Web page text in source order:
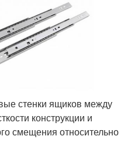
стенки ящиков между
конструкции и
смещения относительно